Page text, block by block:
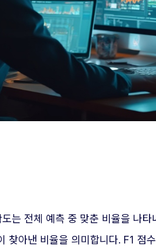
는 전체 예측 중 맞춘 비율을 나
아낸 비율을 의미합니다. F1